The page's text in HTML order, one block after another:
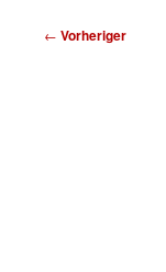
Beitragsnavigation
← Vorheriger